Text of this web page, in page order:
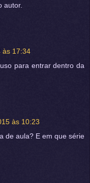
autor.
às 17:34
para entrar dentro da
às 10:23
de aula? E em que série